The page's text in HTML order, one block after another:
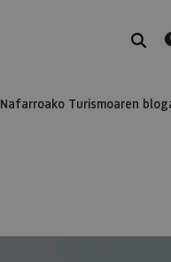
Nafarroako Turismoaren